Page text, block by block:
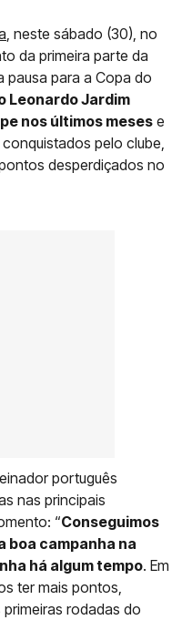
, neste sábado (30), no
da primeira parte da
pausa para a Copa do
Leonardo Jardim
nos últimos meses e
pelo clube,
desperdiçados no
português
nas principais
“Conseguimos
boa campanha na
há algum tempo. Em
ter mais pontos,
rodadas do